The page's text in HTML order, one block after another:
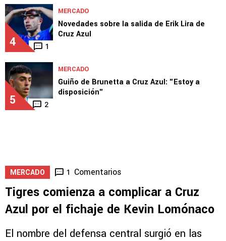
4 1
MERCADO
Novedades sobre la salida de Erik Lira de
Cruz Azul
5 2
MERCADO
Guiño de Brunetta a Cruz Azul: "Estoy a
disposición"
MERCADO 1 Comentarios
Tigres comienza a complicar a Cruz
Azul por el fichaje de Kevin Lomónaco
El nombre del defensa central surgió en las